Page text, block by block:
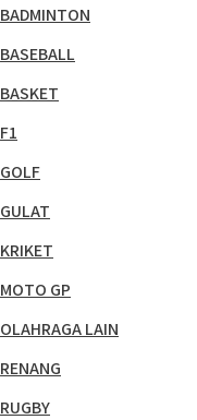
BADMINTON
BASEBALL
BASKET
F1
GOLF
GULAT
KRIKET
MOTO GP
OLAHRAGA LAIN
RENANG
RUGBY